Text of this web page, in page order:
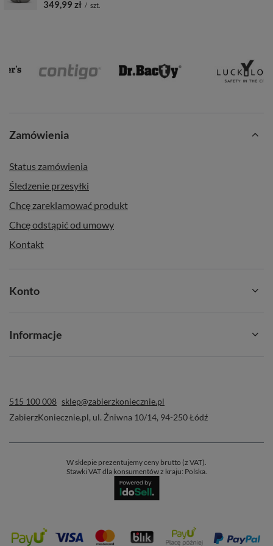
349,99 zł / szt.
Zamówienia
Status zamówienia
Śledzenie przesyłki
Chcę zareklamować produkt
Chcę odstąpić od umowy
Kontakt
Konto
Informacje
515 100 008 sklep@zabierzkoniecznie.pl
ZabierzKoniecznie.pl, ul. Żniwna 10/14, 94-250Łódź
W sklepie prezentujemy ceny brutto (z VAT).
Stawki VAT dla konsumentów z kraju: Polska.